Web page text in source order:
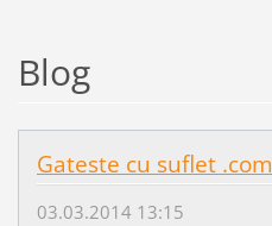
Blog
Gateste cu suflet .com
03.03.2014 13:15